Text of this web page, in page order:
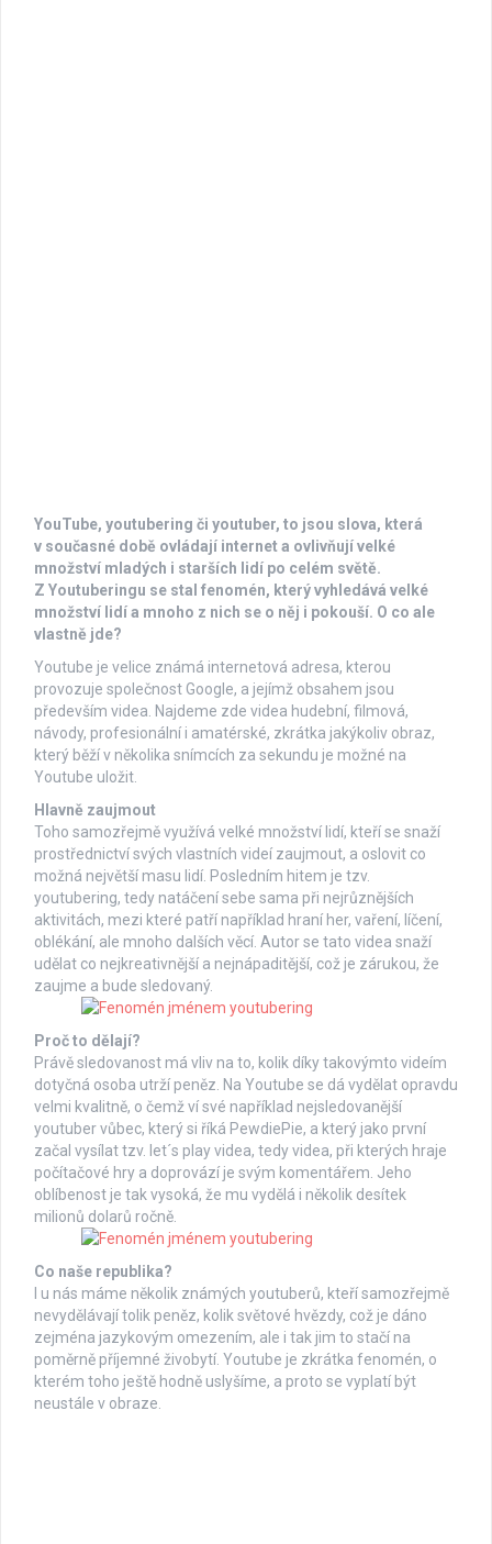
YouTube, youtubering či youtuber, to jsou slova, která
v současné době ovládají internet a ovlivňují velké
množství mladých i starších lidí po celém světě.
Z Youtuberingu se stal fenomén, který vyhledává velké
množství lidí a mnoho z nich se o něj i pokouší. O co ale
vlastně jde?
Youtube je velice známá internetová adresa, kterou
provozuje společnost Google, a jejímž obsahem jsou
především videa. Najdeme zde videa hudební, filmová,
návody, profesionální i amatérské, zkrátka jakýkoliv obraz,
který běží v několika snímcích za sekundu je možné na
Youtube uložit.
Hlavně zaujmout
Toho samozřejmě využívá velké množství lidí, kteří se snaží
prostřednictví svých vlastních videí zaujmout, a oslovit co
možná největší masu lidí. Posledním hitem je tzv.
youtubering, tedy natáčení sebe sama při nejrůznějších
aktivitách, mezi které patří například hraní her, vaření, líčení,
oblékání, ale mnoho dalších věcí. Autor se tato videa snaží
udělat co nejkreativnější a nejnápaditější, což je zárukou, že
zaujme a bude sledovaný.
Proč to dělají?
Právě sledovanost má vliv na to, kolik díky takovýmto videím
dotyčná osoba utrží peněz. Na Youtube se dá vydělat opravdu
velmi kvalitně, o čemž ví své například nejsledovanější
youtuber vůbec, který si říká PewdiePie, a který jako první
začal vysílat tzv. let´s play videa, tedy videa, při kterých hraje
počítačové hry a doprovází je svým komentářem. Jeho
oblíbenost je tak vysoká, že mu vydělá i několik desítek
milionů dolarů ročně.
Co naše republika?
I u nás máme několik známých youtuberů, kteří samozřejmě
nevydělávají tolik peněz, kolik světové hvězdy, což je dáno
zejména jazykovým omezením, ale i tak jim to stačí na
poměrně příjemné živobytí. Youtube je zkrátka fenomén, o
kterém toho ještě hodně uslyšíme, a proto se vyplatí být
neustále v obraze.